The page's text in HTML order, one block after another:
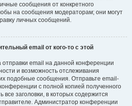
сообщения от конкретного
на сообщения модераторам; они могут
личных сообщений.
email от кого-то с этой
email на данной конференции
и возможность отслеживания
подобные сообщения. Отправьте email-
с полной копией полученного
все заголовки, в которых содержится
Администратор конференции